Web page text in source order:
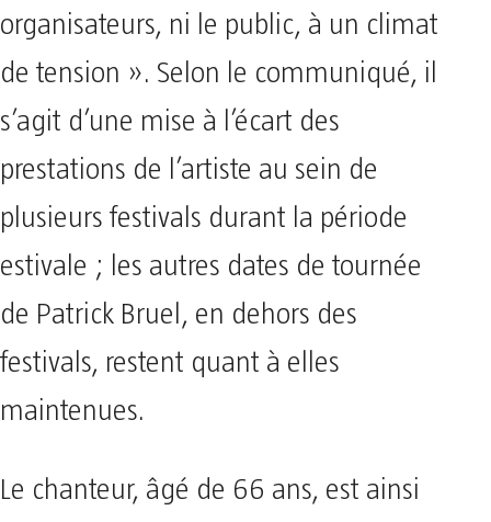
organisateurs, ni le public, à un climat
de tension ». Selon le communiqué, il
s’agit d’une mise à l’écart des
prestations de l’artiste au sein de
plusieurs festivals durant la période
estivale ; les autres dates de tournée
de Patrick Bruel, en dehors des
festivals, restent quant à elles
maintenues.
Le chanteur, âgé de 66 ans, est ainsi